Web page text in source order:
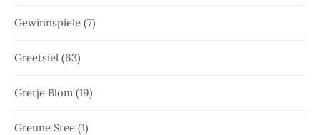
Gewinnspiele (7)
Greetsiel (63)
Gretje Blom (19)
Greune Stee (1)